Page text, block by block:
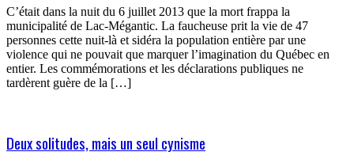
C’était dans la nuit du 6 juillet 2013 que la mort frappa la
municipalité de Lac-Mégantic. La faucheuse prit la vie de 47
personnes cette nuit-là et sidéra la population entière par une
violence qui ne pouvait que marquer l’imagination du Québec en
entier. Les commémorations et les déclarations publiques ne
tardèrent guère de la […]
Deux solitudes, mais un seul cynisme